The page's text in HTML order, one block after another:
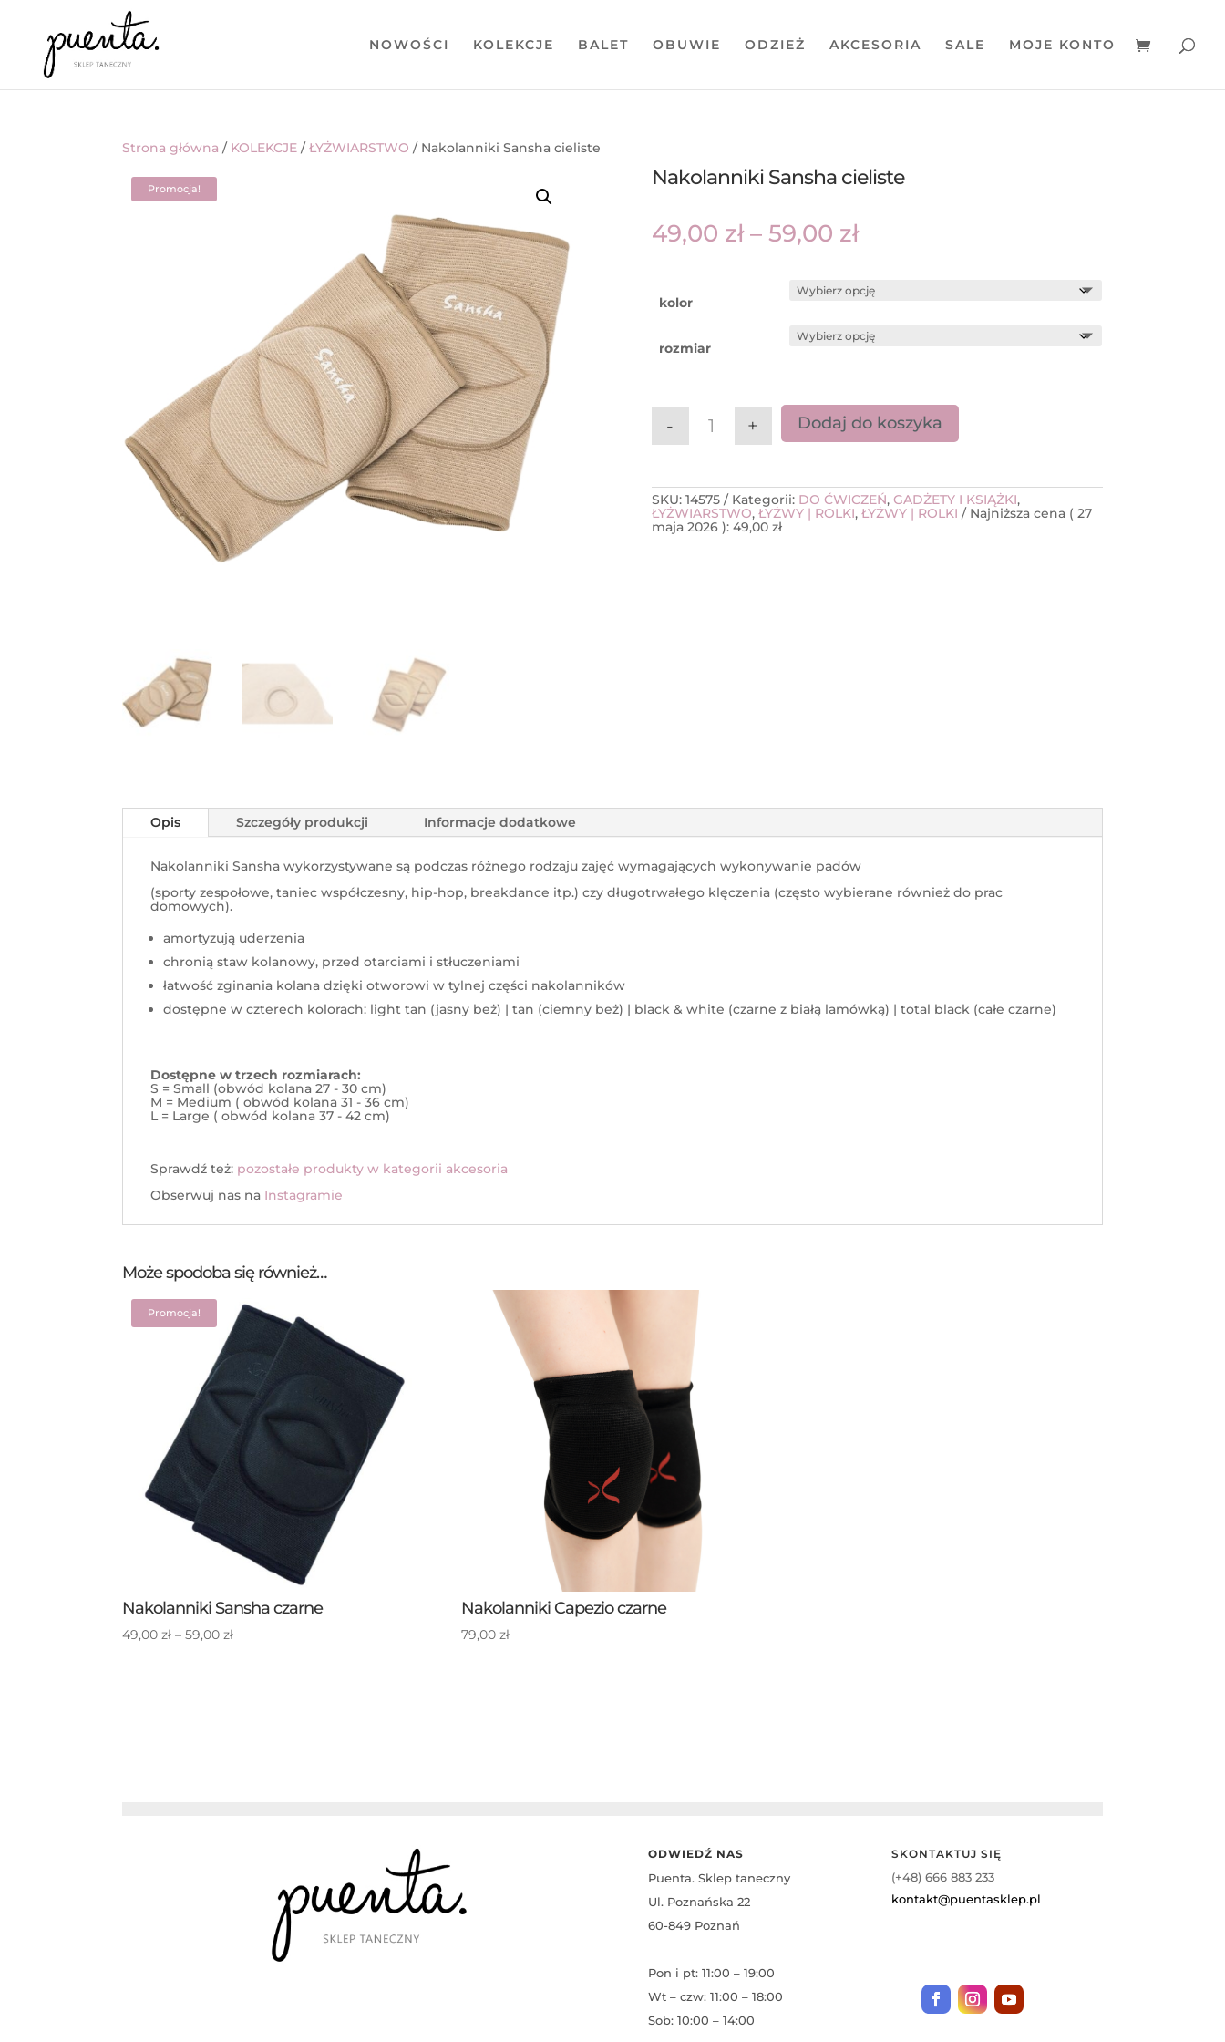
NOWOŚCI KOLEKCJE BALET OBUWIE ODZIEŻ AKCESORIA SALE MOJE KONTO
Strona główna / KOLEKCJE /ŁYŻWIARSTWO / Nakolanniki Sansha cieliste
Promocja! Nakolanniki Sansha cieliste
49,00 zł – 59,00 złZakres
do
59,00 zł
kolor
rozmiar
ilość Nakolanniki Sansha cieliste
- + Dodaj do koszyka
SKU: 14575 Kategorii: DO ĆWICZEŃ, GADŻETY I KSIĄŻKI,
ŁYŻWIARSTWO, ŁYŻWY | ROLKI, ŁYŻWY | ROLKI Najniższa cena ( 27
maja 2026): 49,00 zł
Opis Szczegóły produkcji Informacje dodatkowe
Nakolanniki Sansha wykorzystywane są podczas różnego rodzaju zajęć wymagających wykonywanie padów
(sporty zespołowe, taniec współczesny, hip-hop, breakdance itp.) czy długotrwałego klęczenia (często wybierane również do prac
domowych).
amortyzują uderzenia
chronią staw kolanowy, przed otarciami i stłuczeniami
łatwość zginania kolana dzięki otworowi w tylnej części nakolanników
dostępne w czterech kolorach: light tan (jasny beż) | tan (ciemny beż) | black & white (czarne z białą lamówką) | total black (całe czarne)
Dostępne w trzech rozmiarach:
S = Small (obwód kolana 27 - 30 cm)
M = Medium ( obwód kolana 31 - 36 cm)
L = Large ( obwód kolana 37 - 42 cm)
Sprawdź też: pozostałe produkty w kategorii akcesoria
Obserwuj nas na Instagramie
Może spodoba się również…
Promocja!
Nakolanniki Sansha czarne
49,00zł – 59,00złZakres
Nakolanniki Capezio czarne
79,00 zł
ODWIEDŹ NAS
Puenta. Sklep taneczny
Ul. Poznańska 22
60-849 Poznań
Pon i pt: 11:00 – 19:00
Wt – czw: 11:00 – 18:00
Sob: 10:00 – 14:00
SKONTAKTUJ SIĘ
(+48) 666 883 233
kontakt@puentasklep.pl